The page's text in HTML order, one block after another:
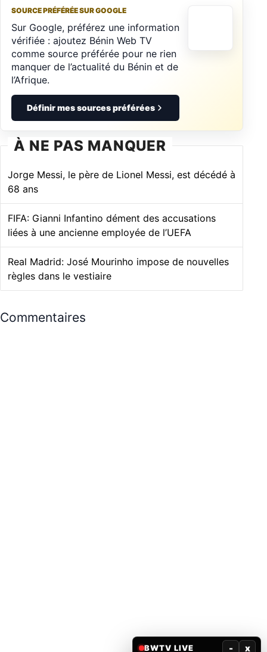
SOURCE PRÉFÉRÉE SUR GOOGLE
Sur Google, préférez une information
vérifiée : ajoutez Bénin Web TV
comme source préférée pour ne rien
manquer de l’actualité du Bénin et de
l’Afrique.
Définir mes sources préférées
À NE PAS MANQUER
Jorge Messi, le père de Lionel Messi, est décédé à
68 ans
FIFA: Gianni Infantino dément des accusations
liées à une ancienne employée de l’UEFA
Real Madrid: José Mourinho impose de nouvelles
règles dans le vestiaire
Commentaires
BWTV LIVE - x